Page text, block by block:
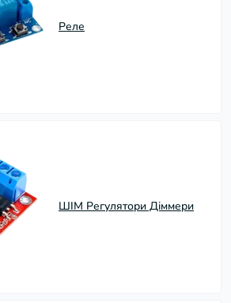
Реле
ШІМ Регулятори Діммери